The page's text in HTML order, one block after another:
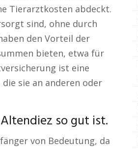
Tierarztkosten abdeckt.
sind, ohne durch
den Vorteil der
bieten, etwa für
ist eine
sie an anderen oder
so gut ist.
von Bedeutung, da